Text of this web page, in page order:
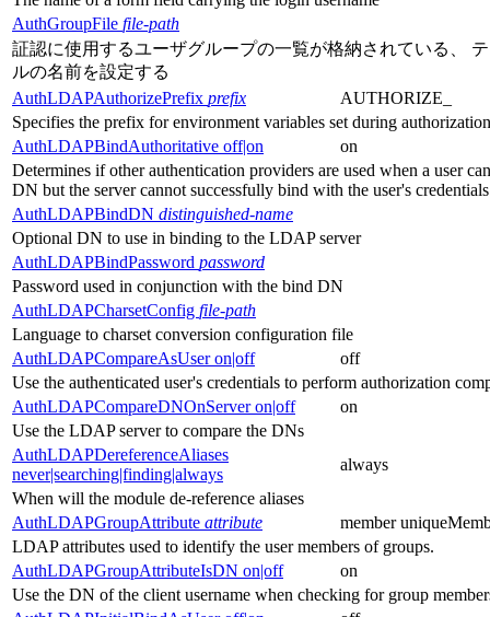
AuthGroupFile file-path
証認に使用するユーザグループの一覧が格納されている、
ルの名前を設定する
AuthLDAPAuthorizePrefix prefix
AUTHORIZE_
Specifies the prefix for environment variables set during authorization
AuthLDAPBindAuthoritative off|on
on
Determines if other authentication providers are used when a user
DN but the server cannot successfully bind with the user's
AuthLDAPBindDN distinguished-name
Optional DN to use in binding to the LDAP server
AuthLDAPBindPassword password
Password used in conjunction with the bind DN
AuthLDAPCharsetConfig file-path
Language to charset conversion configuration file
AuthLDAPCompareAsUser on|off
off
Use the authenticated user's credentials to perform authorization
AuthLDAPCompareDNOnServer on|off
on
Use the LDAP server to compare the DNs
AuthLDAPDereferenceAliases
never|searching|finding|always
always
When will the module de-reference aliases
AuthLDAPGroupAttribute attribute
member
LDAP attributes used to identify the user members of groups.
AuthLDAPGroupAttributeIsDN on|off
on
Use the DN of the client username when checking for group